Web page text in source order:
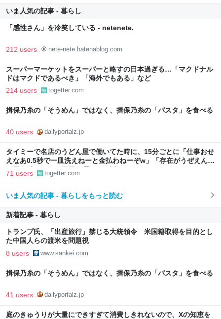
いま人気の記事 - 暮らし
「感性さん」を冷笑している - netenete.
212 users nete-nete.hatenablog.com
スーパーマーケットをスーパーと略すの日本過ぎる…「マクドナル
ドはマクドであるべき」「海外でもある」など
214 users togetter.com
揖保乃糸の「そうめん」ではなく、揖保乃糸の「パスタ」を食べる
40 users dailyportalz.jp
タイミーで名店のうどん屋で働いてた時に、15分ごとに「仕事おせ
えなあ0.5秒で一皿洗えねーと金払わねーぞw」「存在がうぜえんだ
よ早く消えろ」と耳元で囁かれた話
71 users togetter.com
いま人気の記事 - 暮らしをもっと読む
新着記事 - 暮らし
トランプ氏、「出産旅行」禁じる大統領令 米国籍取得を目的とし
た中国人らの渡米を問題視
8 users www.sankei.com
揖保乃糸の「そうめん」ではなく、揖保乃糸の「パスタ」を食べる
41 users dailyportalz.jp
庭のきゅうりが大量にできすぎて消費しきれないので、Xの知恵を